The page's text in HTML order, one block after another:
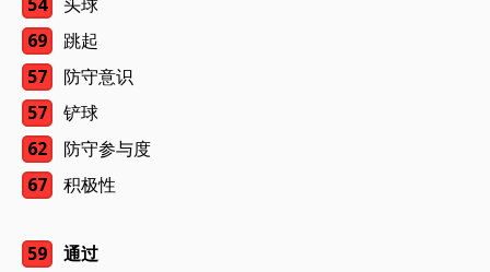
69
跳起
57
防守意识
57
铲球
62
防守参与度
67
积极性
59 通过